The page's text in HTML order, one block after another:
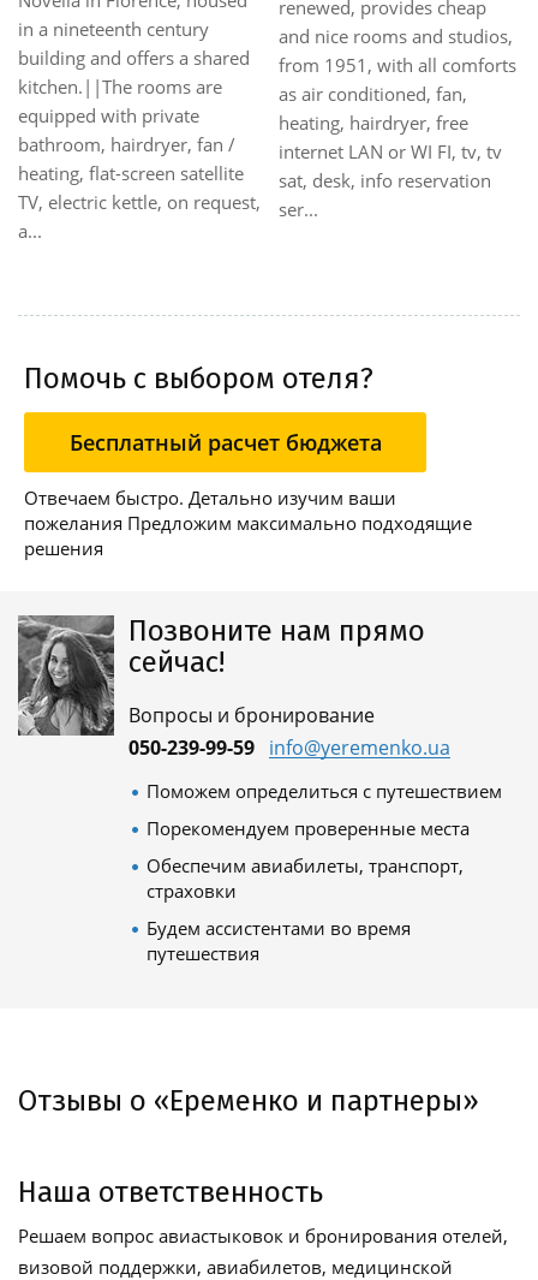
in a nineteenth century
building and offers a shared
kitchen.||The rooms are
equipped with private
bathroom, hairdryer, fan /
heating, flat-screen satellite
TV, electric kettle, on request,
a...
renewed, provides cheap
and nice rooms and studios,
from 1951, with all comforts
as air conditioned, fan,
heating, hairdryer, free
internet LAN or WI FI, tv, tv
sat, desk, info reservation
ser...
Помочь с выбором отеля?
Бесплатный расчет бюджета
Отвечаем быстро. Детально изучим ваши
пожелания Предложим максимально подходящие
решения
Позвоните нам прямо
сейчас!
Вопросы и бронирование
050-239-99-59 info@yeremenko.ua
Поможем определиться с путешествием
Порекомендуем проверенные места
Обеспечим авиабилеты, транспорт,
страховки
Будем ассистентами во время
путешествия
Отзывы о «Еременко и партнеры»
Наша ответственность
Решаем вопрос авиастыковок и бронирования отелей,
визовой поддержки, авиабилетов, медицинской